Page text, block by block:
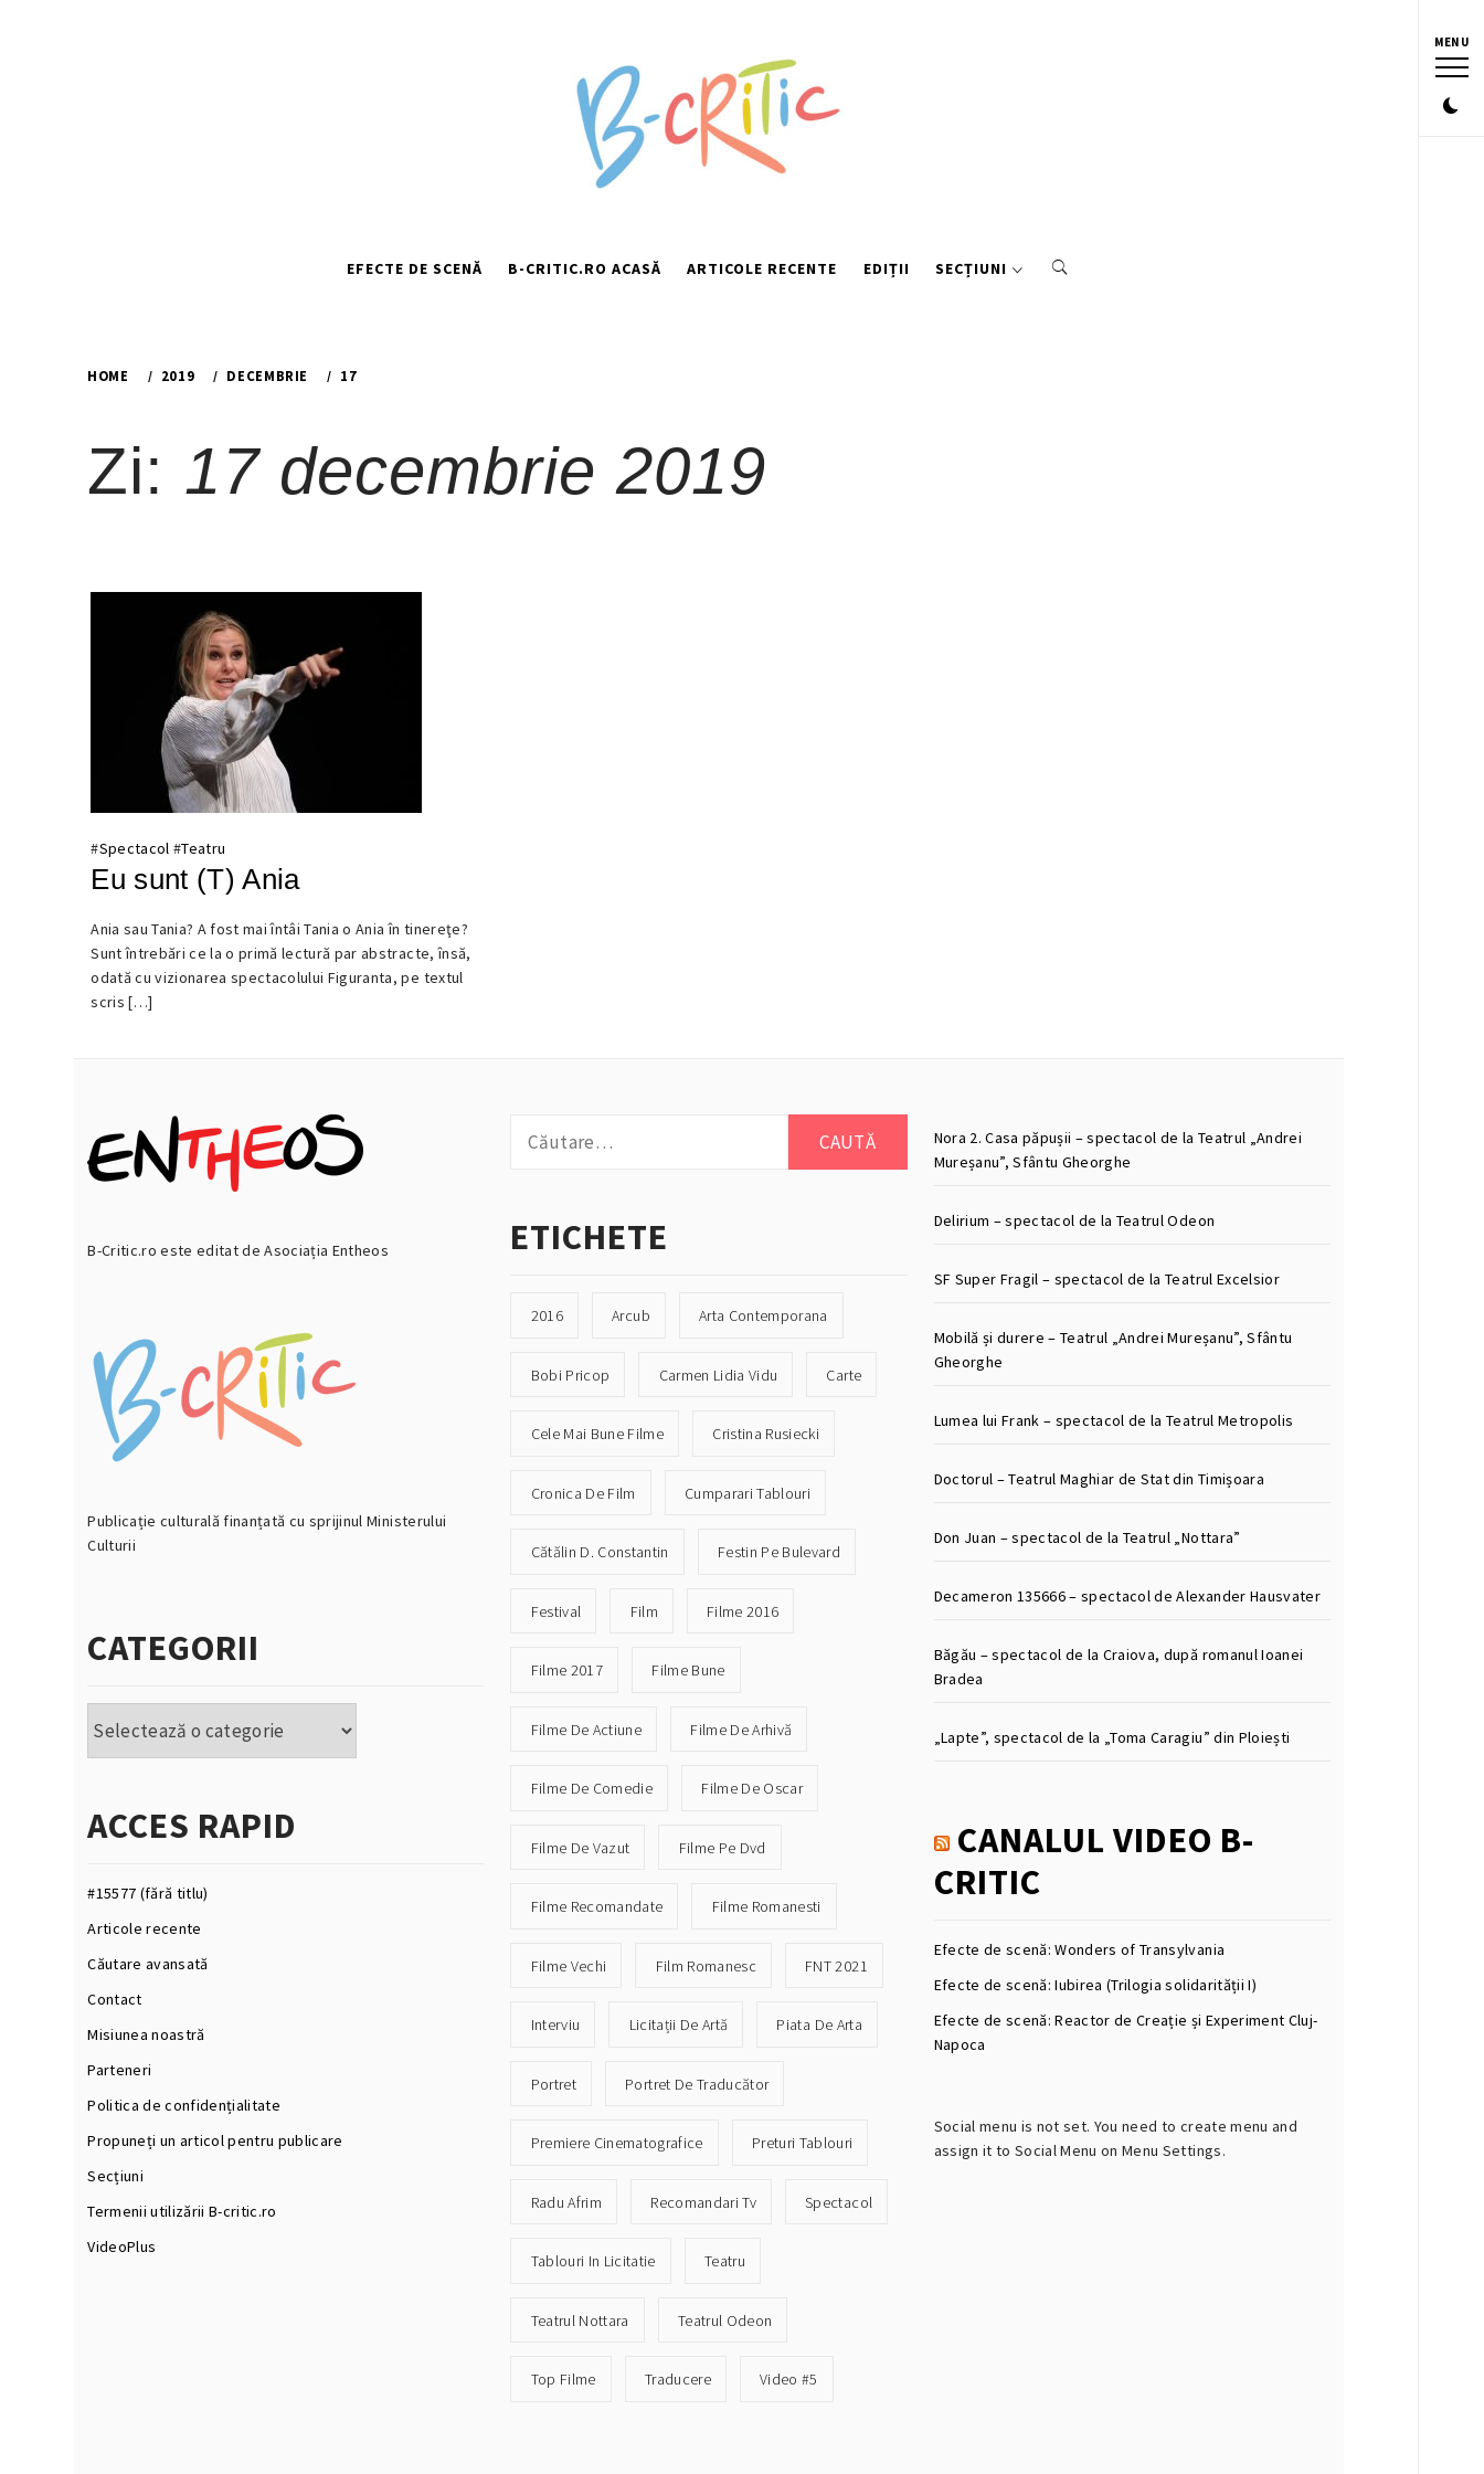
MENU
EFECTE DE SCENĂ B-CRITIC.RO ACASĂ ARTICOLE RECENTE EDIȚII SECȚIUNI
HOME 2019 DECEMBRIE 17
Zi: 17 decembrie 2019
#Spectacol #Teatru
Eu sunt (T) Ania
17
DECEMBRIE
2019
Ania sau Tania? A fost mai întâi Tania o Ania în tinereţe?
Sunt întrebări ce la o primă lectură par abstracte, însă,
odată cu vizionarea spectacolului Figuranta, pe textul
scris […]
B-Critic.ro este editat de Asociația Entheos
Publicație culturală finanțată cu sprijinul Ministerului
Culturii
CATEGORII
ACCES RAPID
#15577 (fără titlu)
Articole recente
Căutare avansată
Contact
Misiunea noastră
Parteneri
Politica de confidențialitate
Propuneți un articol pentru publicare
Secțiuni
Termenii utilizării B-critic.ro
VideoPlus
după:
ETICHETE
2016 Arcub Arta Contemporana
Bobi Pricop Carmen Lidia Vidu Carte
Cele Mai Bune Filme Cristina Rusiecki
Cronica De Film Cumparari Tablouri
Cătălin D. Constantin Festin Pe Bulevard
Festival Film Filme 2016
Filme 2017 Filme Bune
Filme De Actiune Filme De Arhivă
Filme De Comedie Filme De Oscar
Filme De Vazut Filme Pe Dvd
Filme Recomandate Filme Romanesti
Filme Vechi Film Romanesc FNT 2021
Interviu Licitații De Artă Piata De Arta
Portret Portret De Traducător
Premiere Cinematografice Preturi Tablouri
Radu Afrim Recomandari Tv Spectacol
Tablouri In Licitatie Teatru
Teatrul Nottara Teatrul Odeon
Top Filme Traducere Video #5
Nora 2. Casa păpușii – spectacol de la Teatrul „Andrei
Mureșanu”, Sfântu Gheorghe
Delirium – spectacol de la Teatrul Odeon
SF Super Fragil – spectacol de la Teatrul Excelsior
Mobilă și durere – Teatrul „Andrei Mureșanu”, Sfântu
Gheorghe
Lumea lui Frank – spectacol de la Teatrul Metropolis
Doctorul – Teatrul Maghiar de Stat din Timișoara
Don Juan – spectacol de la Teatrul „Nottara”
Decameron 135666 – spectacol de Alexander Hausvater
Băgău – spectacol de la Craiova, după romanul Ioanei
Bradea
„Lapte”, spectacol de la „Toma Caragiu” din Ploiești
CANALUL VIDEO B-
CRITIC
Efecte de scenă: Wonders of Transylvania
Efecte de scenă: Iubirea (Trilogia solidarității I)
Efecte de scenă: Reactor de Creație și Experiment Cluj-
Napoca
Social menu is not set. You need to create menu and
assign it to Social Menu on Menu Settings.